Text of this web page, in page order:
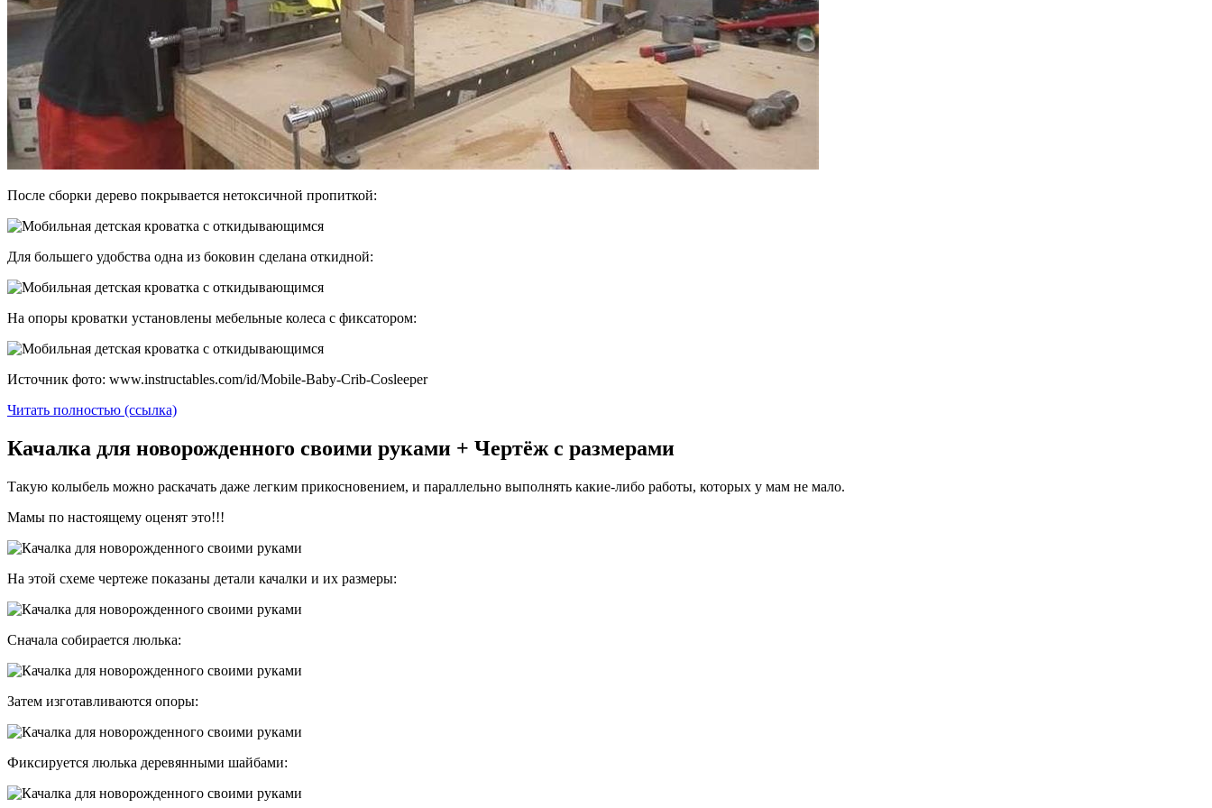
После сборки дерево покрывается нетоксичной пропиткой:
Для большего удобства одна из боковин сделана откидной:
На опоры кроватки установлены мебельные колеса с фиксатором:
Источник фото: www.instructables.com/id/Mobile-Baby-Crib-Cosleeper
Читать полностью (ссылка)
Качалка для новорожденного своими руками + Чертёж с размерами
Такую колыбель можно раскачать даже легким прикосновением, и параллельно выполнять какие-либо работы, которых у мам не мало.
Мамы по настоящему оценят это!!!
На этой схеме чертеже показаны детали качалки и их размеры:
Сначала собирается люлька:
Затем изготавливаются опоры:
Фиксируется люлька деревянными шайбами: